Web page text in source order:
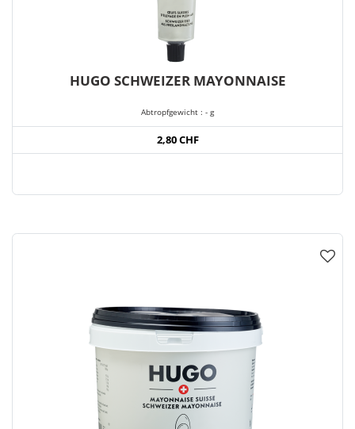
HUGO SCHWEIZER MAYONNAISE
Abtropfgewicht : - g
2,80 CHF